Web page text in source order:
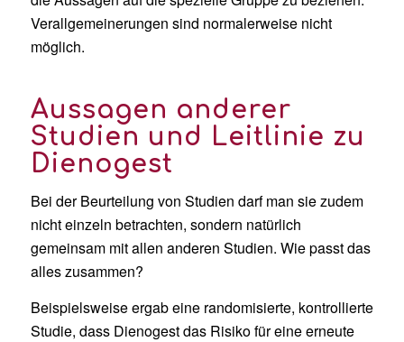
Verallgemeinerungen sind normalerweise nicht
möglich.
Aussagen anderer
Studien und Leitlinie zu
Dienogest
Bei der Beurteilung von Studien darf man sie zudem
nicht einzeln betrachten, sondern natürlich
gemeinsam mit allen anderen Studien. Wie passt das
alles zusammen?
Beispielsweise ergab eine randomisierte, kontrollierte
Studie, dass Dienogest das Risiko für eine erneute